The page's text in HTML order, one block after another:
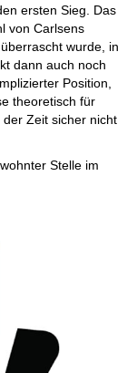
ersten Sieg. Das
von Carlsens
wurde, in
dann auch noch
Position,
theoretisch für
Zeit sicher nicht
Stelle im